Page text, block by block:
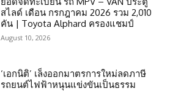
สไลด์ เดือน กรกฎาคม 2026 รวม 2,010
คัน | Toyota Alphard ครองแชมป์
August 10, 2026
‘เอกนิติ’ เล็งออกมาตรการใหม่ลดภาษี
รถยนต์ไฟฟ้าหนุนแข่งขันเป็นธรรม